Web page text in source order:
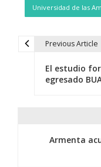
Universidad de las
Previous Article
El estudio
egresado
Armenta